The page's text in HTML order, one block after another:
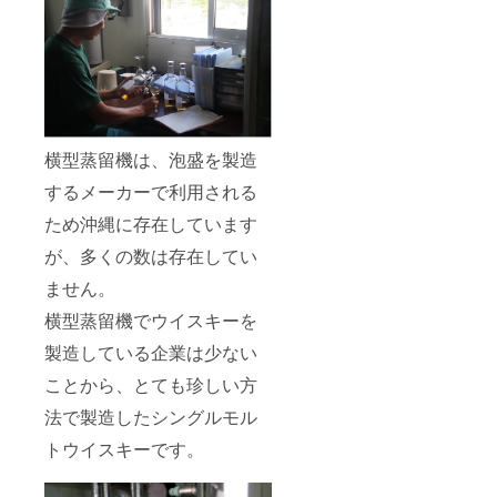
横型蒸留機は、泡盛を製造
するメーカーで利用される
ため沖縄に存在しています
が、多くの数は存在してい
ません。
横型蒸留機でウイスキーを
製造している企業は少ない
ことから、とても珍しい方
法で製造したシングルモル
トウイスキーです。